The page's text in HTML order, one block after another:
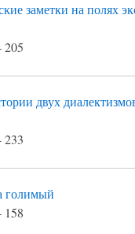
заметки на полях
двух
голимый